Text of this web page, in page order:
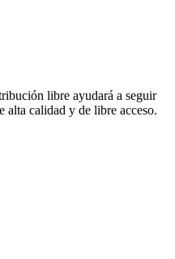
libre ayudará a seguir
alta calidad y de libre acceso.